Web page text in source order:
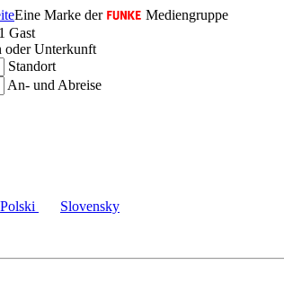
Eine Marke der
Mediengruppe
1 Gast
oder Unterkunft
Standort
An- und Abreise
Polski Slovensky